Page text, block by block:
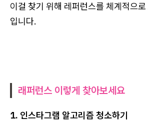
이걸 찾기 위해 레퍼런스를 체계적으
입니다.
래퍼런스 이렇게 찾아보세요
1. 인스타그램 알고리즘 청소하기